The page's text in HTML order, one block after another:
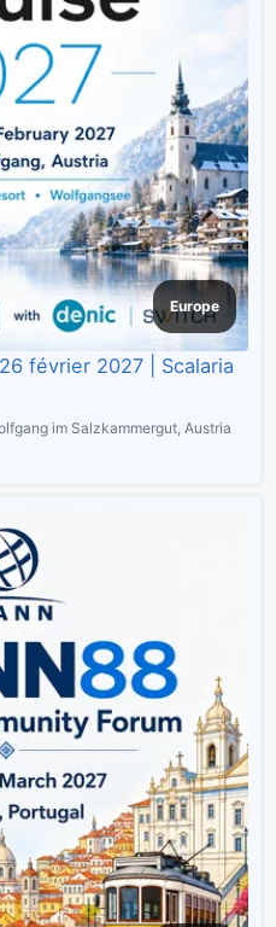
Europe
février 2027 | Scalaria
im Salzkammergut, Austria